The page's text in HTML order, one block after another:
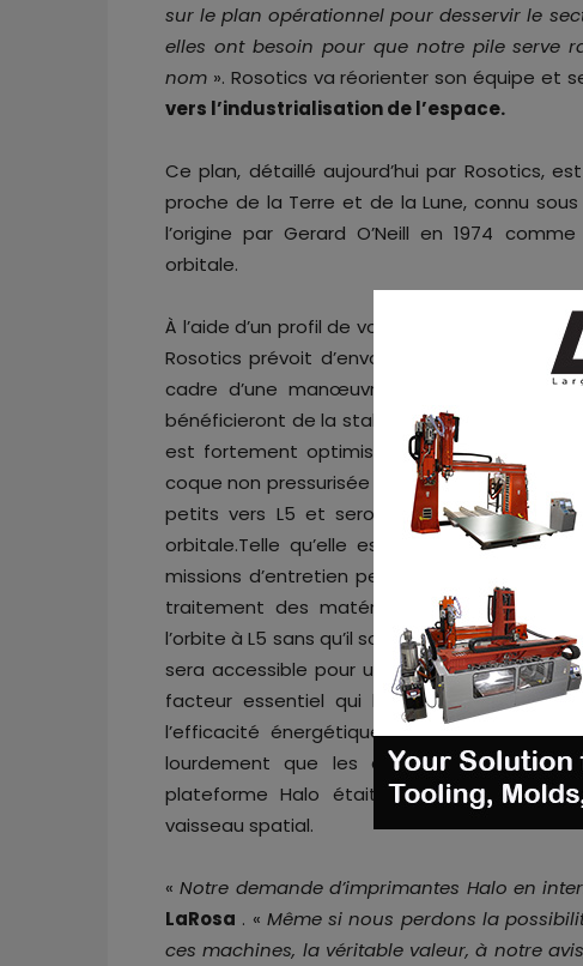
sur le plan opérationnel pour desservir le
elles ont besoin pour que notre pile serve
nom ». Rosotics va réorienter son équipe et
vers l’industrialisation de l’espace.
Ce plan, détaillé aujourd’hui par Rosotics,
proche de la Terre et de la Lune, connu
l’origine par Gerard O’Neill en 1974
orbitale.
À l’aide d’un profil de vol translunaire à faible
Rosotics prévoit d’envoyer plusieurs engins
cadre d’une manœuvre complexe avant
bénéficieront de la stabilité gravitationnelle
est fortement optimisée pour maximiser la
coque non pressurisée imprimée en 3D,
petits vers L5 et seront cannibalisés pour
orbitale.Telle qu’elle est décrite, cette
missions d’entretien permettront
traitement des matériaux. Cette
l’orbite à L5 sans qu’il soit nécessaire de
sera accessible pour une utilisation
facteur essentiel qui l’a amené à juger
l’efficacité énergétique et à parier sur les
lourdement que les autres dans ce
plateforme Halo était implicitement
vaisseau spatial.
«Notre demande d’imprimantes Halo en
LaRosa . « Même si nous perdons la
ces machines, la véritable valeur, à notre